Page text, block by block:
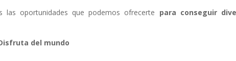
las oportunidades que podemos ofrecerte para conseguir
del mundo